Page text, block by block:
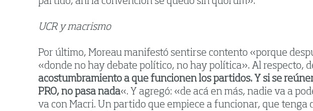
UCR y macrismo
Por último, Moreau manifestó sentirse contento «porque
«donde no hay debate político, no hay política». Al respecto,
acostumbramiento a que funcionen los partidos. Y si se
PRO, no pasa nada«. Y agregó: «de acá en más, nadie va a
va con Macri. Un partido que empiece a funcionar, que